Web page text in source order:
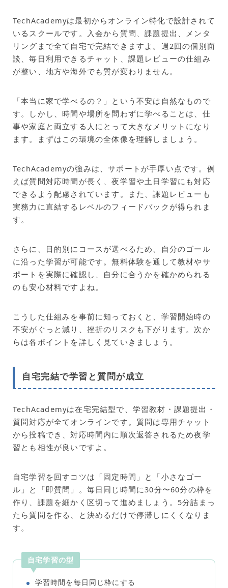
TechAcademyは最初からオンライン特化で設計されて
いるスクールです。入会から質問、課題提出、メンタ
リングまで全て自宅で完結できますよ。週2回の個別面
談、毎日利用できるチャット、課題レビューの仕組み
が整い、地方や海外でも質が変わりません。
「本当に家で学べるの？」という不安は自然なもので
す。しかし、時間や場所を問わずに学べることは、仕
事や家庭と両立する人にとって大きなメリットになり
ます。まずはこの環境の全体像を理解しましょう。
TechAcademyの強みは、サポートが手厚い点です。例
えば質問対応時間が長く、夜学習や土日学習にも対応
できるよう配慮されています。また、課題レビューも
実務力に直結するレベルのフィードバックが得られま
す。
さらに、目的別にコースが選べるため、自分のゴール
に沿った学習が可能です。無料体験を通して教材やサ
ポートを実際に確認し、自分に合うかを確かめられる
のも安心材料ですよね。
こうした仕組みを事前に知っておくと、学習開始時の
不安がぐっと減り、挫折のリスクも下がります。次か
らは各ポイントを詳しく見ていきましょう。
自宅完結で学習と質問が成立
TechAcademyは在宅完結型で、学習教材・課題提出・
質問対応が全てオンラインです。質問は専用チャット
から投稿でき、対応時間内に順次返答されるため夜学
習とも相性が良いですよ。
自宅学習を回すコツは「固定時間」と「小さなゴー
ル」と「即質問」。毎日同じ時間に30分〜60分の枠を
作り、課題を細かく区切って進めましょう。5分詰まっ
たら質問を作る、と決めるだけで停滞しにくくなりま
す。
自宅学習の型
学習時間を毎日同じ枠にする